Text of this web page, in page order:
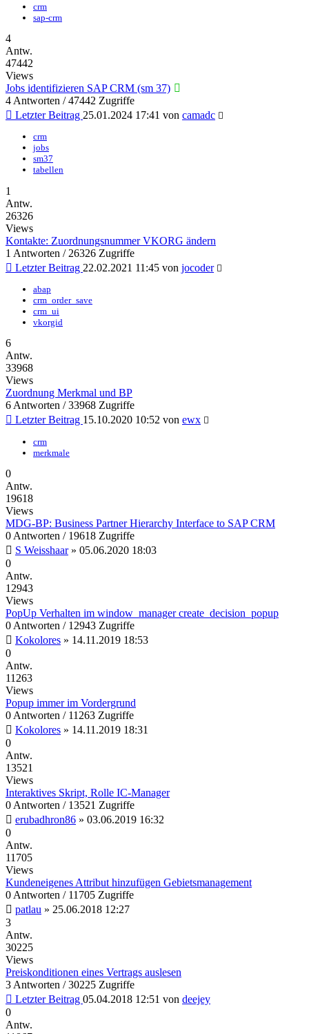
crm
sap-crm
4
Antw.
47442
Views
Jobs identifizieren SAP CRM (sm 37)
4 Antworten / 47442 Zugriffe
Letzter Beitrag 25.01.2024 17:41 von camadc
crm
jobs
sm37
tabellen
1
Antw.
26326
Views
Kontakte: Zuordnungsnummer VKORG ändern
1 Antworten / 26326 Zugriffe
Letzter Beitrag 22.02.2021 11:45 von jocoder
abap
crm_order_save
crm_ui
vkorgid
6
Antw.
33968
Views
Zuordnung Merkmal und BP
6 Antworten / 33968 Zugriffe
Letzter Beitrag 15.10.2020 10:52 von ewx
crm
merkmale
0
Antw.
19618
Views
MDG-BP: Business Partner Hierarchy Interface to SAP CRM
0 Antworten / 19618 Zugriffe
S Weisshaar» 05.06.2020 18:03
0
Antw.
12943
Views
PopUp Verhalten im window_manager create_decision_popup
0 Antworten / 12943 Zugriffe
Kokolores » 14.11.2019 18:53
0
Antw.
11263
Views
Popup immer im Vordergrund
0 Antworten / 11263 Zugriffe
Kokolores » 14.11.2019 18:31
0
Antw.
13521
Views
Interaktives Skript, Rolle IC-Manager
0 Antworten / 13521 Zugriffe
erubadhron86 » 03.06.2019 16:32
0
Antw.
11705
Views
Kundeneigenes Attribut hinzufügen Gebietsmanagement
0 Antworten / 11705 Zugriffe
patlau » 25.06.2018 12:27
3
Antw.
30225
Views
Preiskonditionen eines Vertrags auslesen
3 Antworten / 30225 Zugriffe
Letzter Beitrag 05.04.2018 12:51 von deejey
0
Antw.